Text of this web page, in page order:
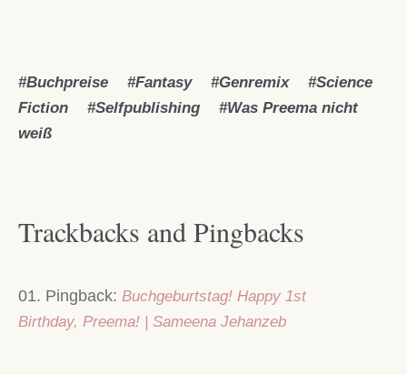
Buchpreise Fantasy Genremix
Science
Fiction
Selfpublishing
Was Preema nicht
weiß
Trackbacks and Pingbacks
Pingback: Buchgeburtstag! Happy 1st
Birthday, Preema! | Sameena Jehanzeb